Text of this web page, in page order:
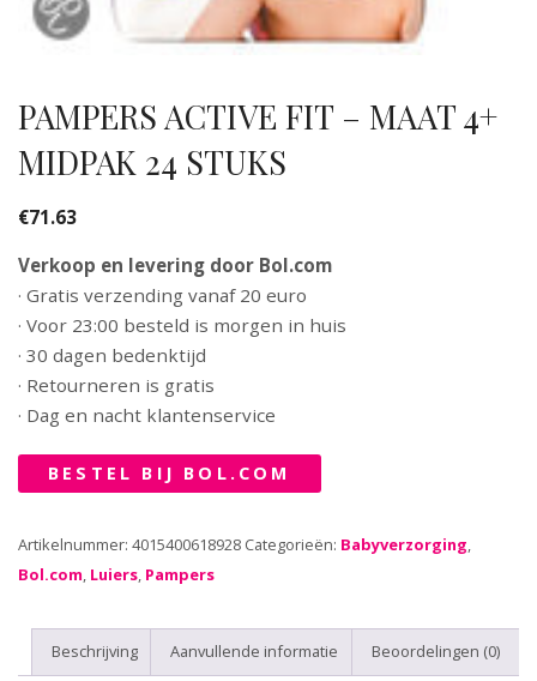
PAMPERS ACTIVE FIT – MAAT 4+
MIDPAK 24 STUKS
€71.63
Verkoop en levering door Bol.com
· Gratis verzending vanaf 20 euro
· Voor 23:00 besteld is morgen in huis
· 30 dagen bedenktijd
· Retourneren is gratis
· Dag en nacht klantenservice
BESTEL BIJ BOL.COM
Artikelnummer: 4015400618928 Categorieën: Babyverzorging,
Bol.com, Luiers, Pampers
Beschrijving Aanvullende informatie Beoordelingen (0)